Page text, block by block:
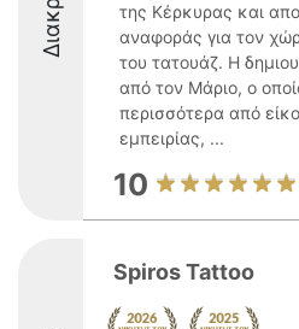
της Κέρκυρας και
αναφοράς για τον
του τατουάζ. Η
από τον Μάριο, ο
περισσότερα από
εμπειρίας, ...
10
Spiros Tattoo